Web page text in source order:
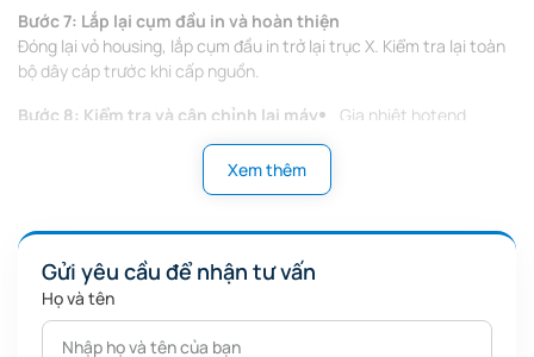
Bước 7: Lắp lại cụm đầu in và hoàn thiện
Đóng lại vỏ housing, lắp cụm đầu in trở lại trục X. Kiểm tra lại toàn
bộ dây cáp trước khi cấp nguồn.
Bước 8: Kiểm tra và cân chỉnh lại máy
Gia nhiệt hotend
⚠️ Lưu ý quan trọng
Không thao tác khi máy còn nóng hoặc đang cấp điện
Tránh kéo căng hoặc gập dây cáp đầu in
Cắm sai dây có thể gây chập bo mạch
Xem thêm
Gửi yêu cầu để nhận tư vấn
Họ và tên